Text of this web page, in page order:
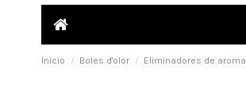
Inicio Boles d'olor Eliminadores de aroma